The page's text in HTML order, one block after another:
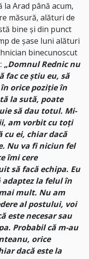
Arad până acum,
măsură, alături de
bine și din punct
de șase luni alături
binecunoscut
„Domnul Rednic nu
fac ce știu eu, să
orice poziție în
la sută, poate
să dau totul. Mi-
am vorbit cu toți
cu ei, chiar dacă
Nu va fi niciun fel
îmi cere
să facă echipa. Eu
la felul în
mult. Nu am
al postului, voi
este necesar sau
Probabil că m-au
orice
dacă este la